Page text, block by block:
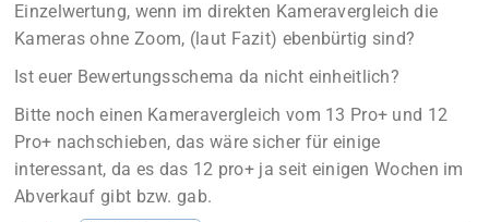
Einzelwertung, wenn im direkten Kameravergleich die
Kameras ohne Zoom, (laut Fazit) ebenbürtig sind?
Ist euer Bewertungsschema da nicht einheitlich?
Bitte noch einen Kameravergleich vom 13 Pro+ und 12
Pro+ nachschieben, das wäre sicher für einige
interessant, da es das 12 pro+ ja seit einigen Wochen im
Abverkauf gibt bzw. gab.